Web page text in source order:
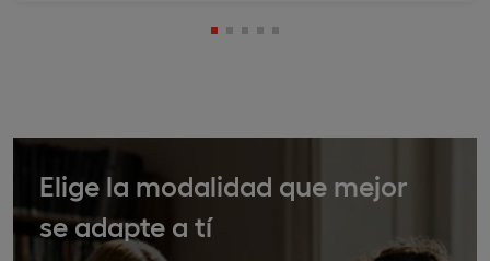
Elige la modalidad que mejor
se adapte a tí